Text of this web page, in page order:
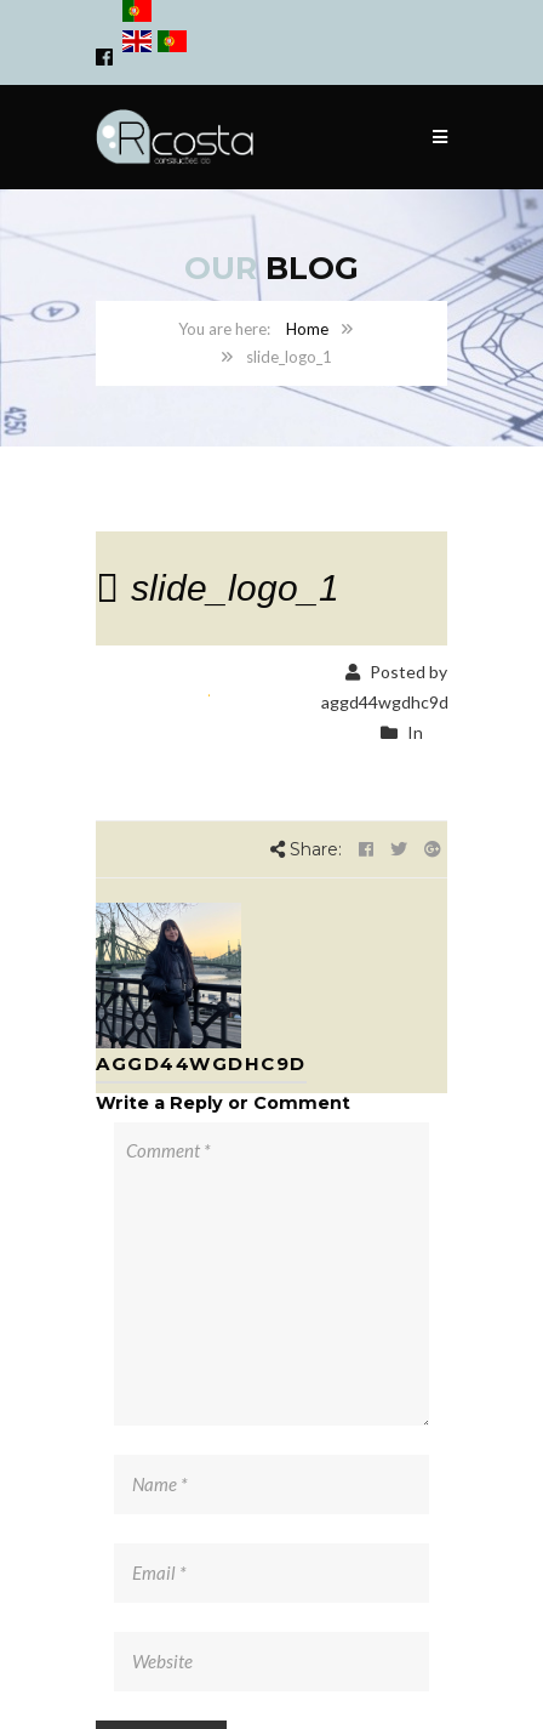
OURBLOG
Home
slide_logo_1
slide_logo_1
Posted by
aggd44wgdhc9d
In
Share:
AGGD44WGDHC9D
Write a Reply or Comment